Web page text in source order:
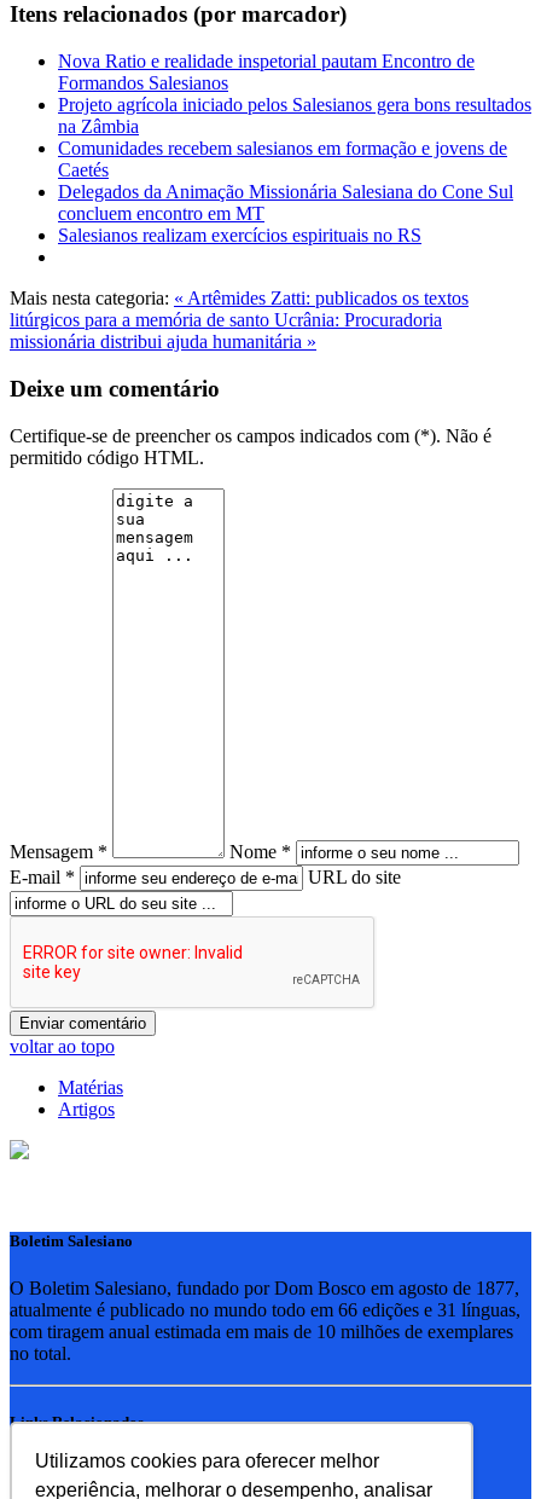
Utilizamos cookies para oferecer melhor
experiência, melhorar o desempenho, analisar
Itens relacionados (por marcador)
Nova Ratio e realidade inspetorial pautam Encontro de
Formandos Salesianos
Projeto agrícola iniciado pelos Salesianos gera bons resultados
na Zâmbia
Comunidades recebem salesianos em formação e jovens de
Caetés
Delegados da Animação Missionária Salesiana do Cone Sul
concluem encontro em MT
Salesianos realizam exercícios espirituais no RS
Mais nesta categoria: « Artêmides Zatti: publicados os textos
litúrgicos para a memória de santo Ucrânia: Procuradoria
missionária distribui ajuda humanitária »
Deixe um comentário
Certifique-se de preencher os campos indicados com (*). Não é
permitido código HTML.
Mensagem *
Nome *
E-mail *
URL do site
voltar ao topo
Matérias
Artigos
Boletim Salesiano
O Boletim Salesiano, fundado por Dom Bosco em agosto de 1877,
atualmente é publicado no mundo todo em 66 edições e 31 línguas,
com tiragem anual estimada em mais de 10 milhões de exemplares
no total.
Links Relacionados
RSB - Rede Salesiana Brasil
EDEBE - Editora